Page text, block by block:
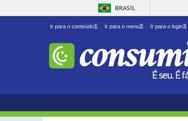
BRASIL
Ir para o conteúdo1 Ir para o menu2 Ir para o login3